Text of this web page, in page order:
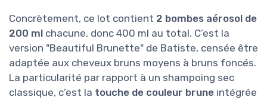
Concrètement, ce lot contient 2 bombes aérosol de
200 ml chacune, donc 400 ml au total. C’est la
version "Beautiful Brunette" de Batiste, censée être
adaptée aux cheveux bruns moyens à bruns foncés.
La particularité par rapport à un shampoing sec
classique, c’est la touche de couleur brune intégrée